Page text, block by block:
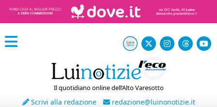
Il quotidiano online dell’Alto Varesotto
Scrivi alla redazione
redazione@luinonotizie.it